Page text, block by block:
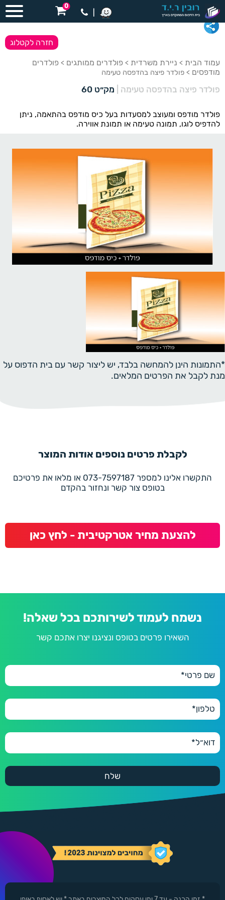
0
עמוד הבית > ניירת משרדית > פולדרים ממותגים > פולדרים
מודפסים > פולדר פיצה בהדפסה טעימה
פולדר פיצה בהדפסה טעימה מק״ט 60
חזרה לקטלוג
פולדר מודפס ומעוצב למסעדות בעל כיס מודפס בהתאמה, ניתן
להדפיס לוגו, תמונה טעימה או תמונת אווירה.
*התמונות הינן להמחשה בלבד, יש ליצור קשר עם בית הדפוס על
מנת לקבל את הפרטים המלאים.
לקבלת פרטים נוספים אודות המוצר
התקשרו אלינו למספר 073-7597187 או מלאו את פרטיכם
בטופס צור קשר ונחזור בהקדם
להצעת מחיר אטרקטיבית - לחץ כאן
נשמח לעמוד לשירותכם בכל שאלה!
השאירו פרטים בטופס ונציגנו יצרו אתכם קשר